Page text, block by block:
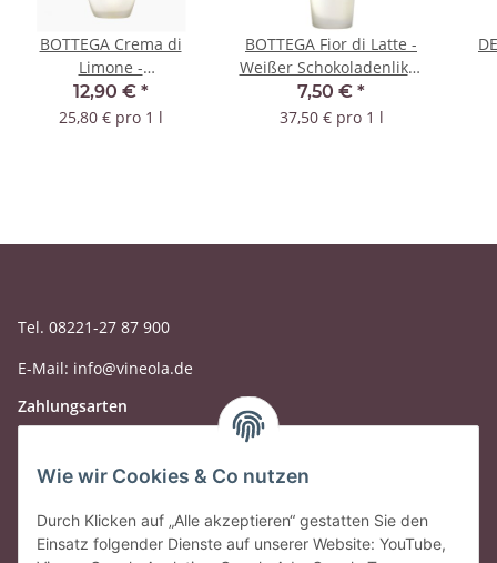
BOTTEGA Crema di
Limone -
Zitronencremelikör - 0,5
Liter
12,90 € *
25,80 € pro 1 l
BOTTEGA Fior di Latte -
Weißer Schokoladenlikör
0,2 Liter
7,50 € *
37,50 € pro 1 l
Tel. 08221-27 87 900
E-Mail: info@vineola.de
Zahlungsarten
Wie wir Cookies & Co nutzen
Durch Klicken auf „Alle akzeptieren“ gestatten Sie den
Einsatz folgender Dienste auf unserer Website: YouTube,